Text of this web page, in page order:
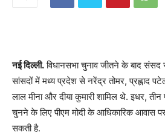
नई दिल्ली.विधानसभा चुनाव जीतने के बाद संसद
सांसदों में मध्य प्रदेश से नरेंद्र तोमर, प्रह्लाद
लाल मीना और दीया कुमारी शामिल थे. इधर,
चुनने के लिए पीएम मोदी के आधिकारिक आवास
सकती है.